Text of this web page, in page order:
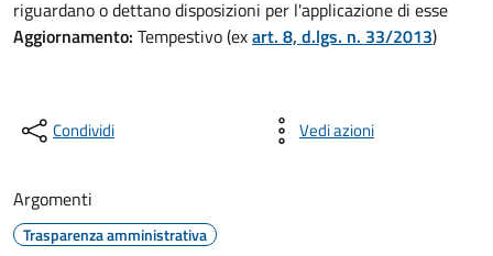
riguardano o dettano disposizioni per l'applicazione di esse
Aggiornamento: Tempestivo (exart. 8, d.lgs. n. 33/2013)
Condividi Vedi azioni
Argomenti
Trasparenza amministrativa